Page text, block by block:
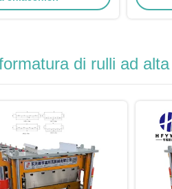
di rulli ad